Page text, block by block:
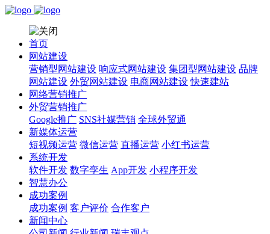
首页
网站建设
营销型网站建设 响应式网站建设 集团型网站建设 品牌
网站建设 外贸网站建设 电商网站建设 快速建站
网络营销推广
外贸营销推广
Google推广 SNS社媒营销 全球外贸通
新媒体运营
短视频运营 微信运营 直播运营 小红书运营
系统开发
软件开发 数字孪生 App开发 小程序开发
智慧办公
成功案例
成功案例 客户评价 合作客户
新闻中心